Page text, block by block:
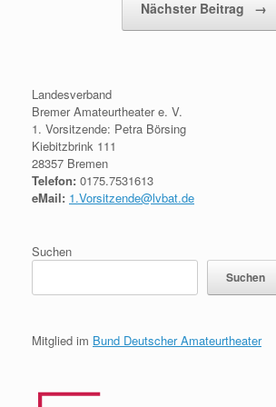
Nächster Beitrag →
Landesverband
Bremer Amateurtheater e. V.
1. Vorsitzende: Petra Börsing
Kiebitzbrink 111
28357 Bremen
Telefon: 0175.7531613
eMail: 1.Vorsitzende@lvbat.de
Suchen
Suchen
Mitglied im Bund Deutscher Amateurtheater